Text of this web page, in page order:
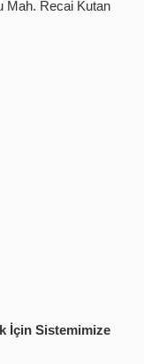
Mah. Recai Kutan
İçin Sistemimize